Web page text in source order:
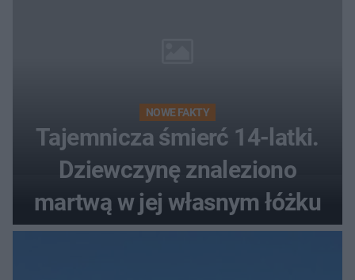
NOWE FAKTY
Tajemnicza śmierć 14-latki.
Dziewczynę znaleziono
martwą w jej własnym łóżku